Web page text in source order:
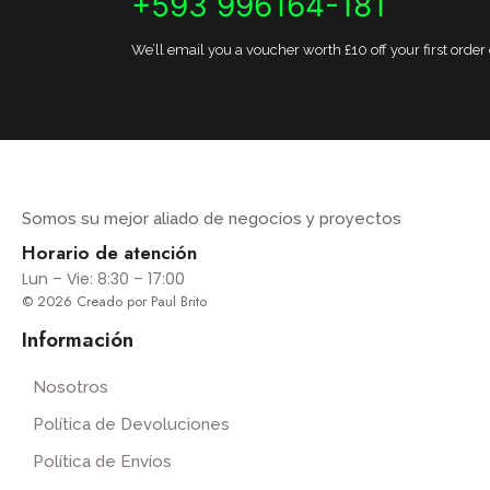
We’ll email you a voucher worth £10 off your first order
Somos su mejor aliado de negocios y proyectos
Horario de atención
Lun – Vie: 8:30 – 17:00
© 2026 Creado por Paul Brito
Información
Nosotros
Política de Devoluciones
Política de Envíos